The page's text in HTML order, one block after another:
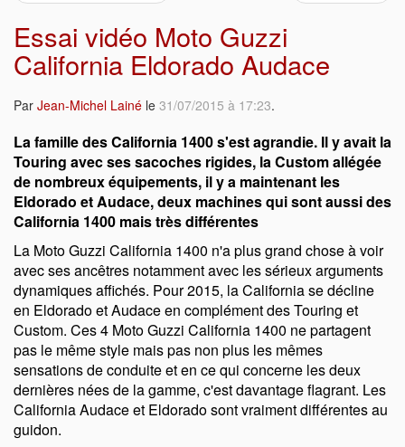
Essai vidéo Moto Guzzi
California Eldorado Audace
Par Jean-Michel Lainé le 31/07/2015 à 17:23.
La famille des California 1400 s'est agrandie. Il y avait la
Touring avec ses sacoches rigides, la Custom allégée
de nombreux équipements, il y a maintenant les
Eldorado et Audace, deux machines qui sont aussi des
California 1400 mais très différentes
La Moto Guzzi California 1400 n'a plus grand chose à voir
avec ses ancêtres notamment avec les sérieux arguments
dynamiques affichés. Pour 2015, la California se décline
en Eldorado et Audace en complément des Touring et
Custom. Ces 4 Moto Guzzi California 1400 ne partagent
pas le même style mais pas non plus les mêmes
sensations de conduite et en ce qui concerne les deux
dernières nées de la gamme, c'est davantage flagrant. Les
California Audace et Eldorado sont vraiment différentes au
guidon.